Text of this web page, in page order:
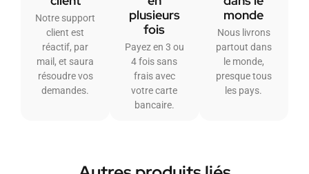
Notre support
client est
réactif, par
mail, et saura
résoudre vos
demandes.
plusieurs
fois
Payez en 3 ou
4 fois sans
frais avec
votre carte
bancaire.
monde
Nous livrons
partout dans
le monde,
presque tous
les pays.